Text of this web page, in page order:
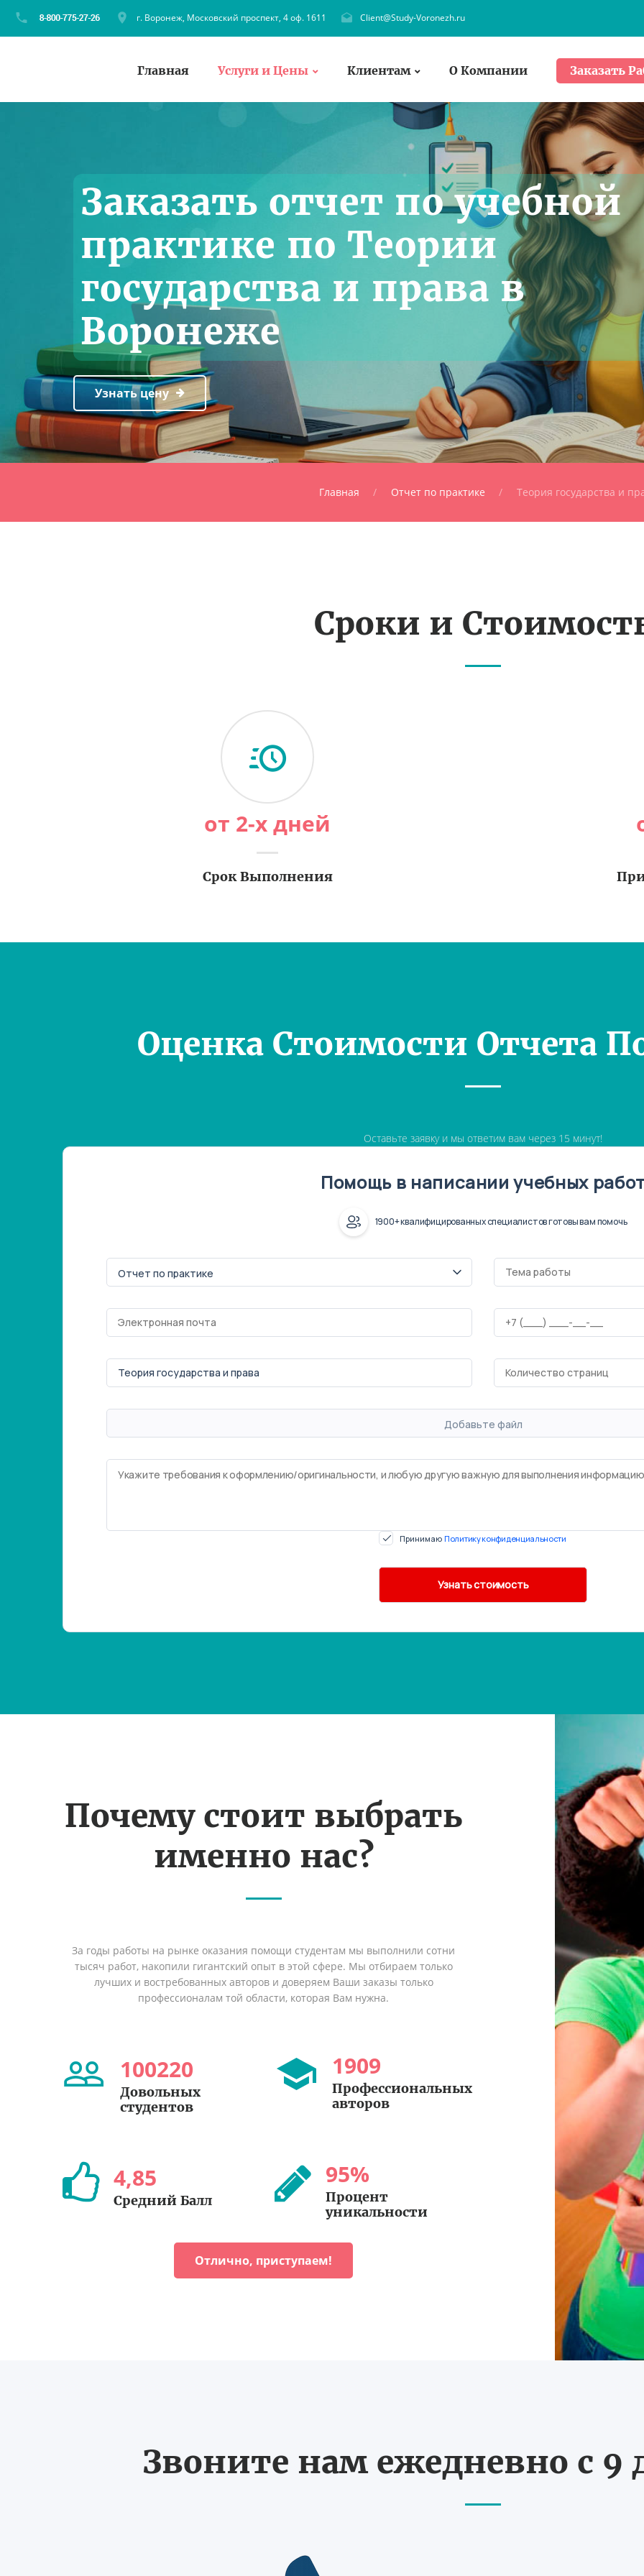
г. Воронеж, Московский проспект, 4 оф. 1611 Client@Study-Voronezh.ru
Главная Услуги и Цены Клиентам О Компании Заказать
Заказать отчет по учебной
практике по Теории
государства и права в
Воронеже
Узнать цену
Главная Отчет по практике Теория государства и
Сроки и
от 2-х дней
Срок Выполнения
Оценка Стоимости Отчета
Оставьте заявку и мы ответим вам через 15 минут!
Помощь в написании учебных
1900+ квалифицированных специалистов готовы вам помочь
Добавьте файл
Принимаю Политику конфиденциальности
Почему стоит выбрать
именно нас?
За годы работы на рынке оказания помощи студентам мы выполнили сотни
тысяч работ, накопили гигантский опыт в этой сфере. Мы отбираем только
лучших и востребованных авторов и доверяем Ваши заказы только
профессионалам той области, которая Вам нужна.
100220
Довольных
студентов
1909
Профессиональных
авторов
4,85
Средний Балл
95%
Процент
уникальности
Отлично, приступаем!
Звоните нам ежедневно с 9